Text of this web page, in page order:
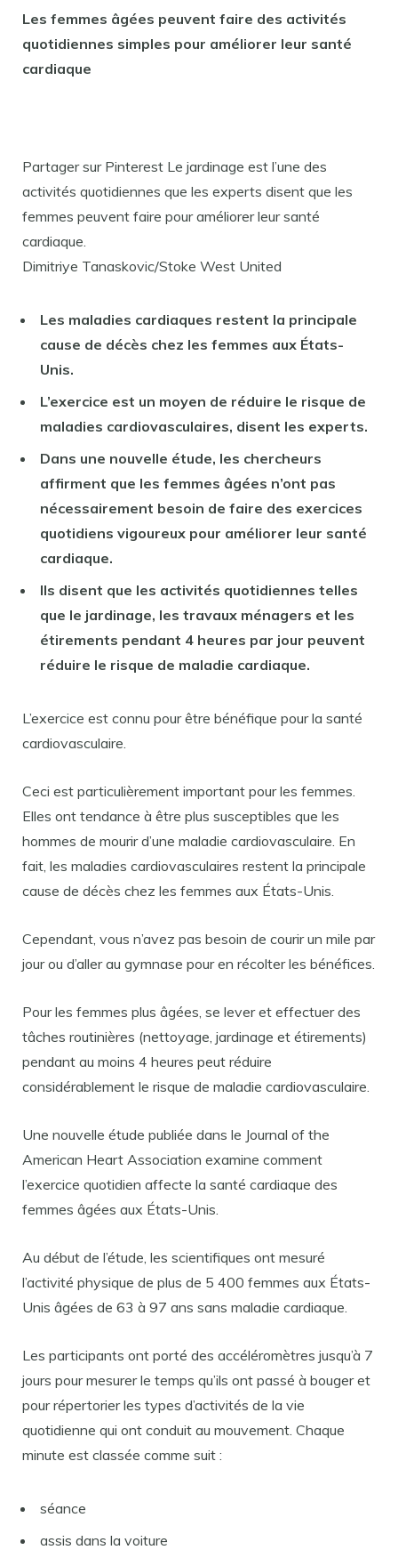
Les femmes âgées peuvent faire des activités
quotidiennes simples pour améliorer leur santé
cardiaque
Partager sur Pinterest Le jardinage est l’une des
activités quotidiennes que les experts disent que les
femmes peuvent faire pour améliorer leur santé
cardiaque.
Dimitriye Tanaskovic/Stoke West United
Les maladies cardiaques restent la principale
cause de décès chez les femmes aux États-
Unis.
L’exercice est un moyen de réduire le risque de
maladies cardiovasculaires, disent les experts.
Dans une nouvelle étude, les chercheurs
affirment que les femmes âgées n’ont pas
nécessairement besoin de faire des exercices
quotidiens vigoureux pour améliorer leur santé
cardiaque.
Ils disent que les activités quotidiennes telles
que le jardinage, les travaux ménagers et les
étirements pendant 4 heures par jour peuvent
réduire le risque de maladie cardiaque.
L’exercice est connu pour être bénéfique pour la santé
cardiovasculaire.
Ceci est particulièrement important pour les femmes.
Elles ont tendance à être plus susceptibles que les
hommes de mourir d’une maladie cardiovasculaire. En
fait, les maladies cardiovasculaires restent la principale
cause de décès chez les femmes aux États-Unis.
Cependant, vous n’avez pas besoin de courir un mile par
jour ou d’aller au gymnase pour en récolter les bénéfices.
Pour les femmes plus âgées, se lever et effectuer des
tâches routinières (nettoyage, jardinage et étirements)
pendant au moins 4 heures peut réduire
considérablement le risque de maladie cardiovasculaire.
Une nouvelle étude publiée dans le Journal of the
American Heart Association examine comment
l’exercice quotidien affecte la santé cardiaque des
femmes âgées aux États-Unis.
Au début de l’étude, les scientifiques ont mesuré
l’activité physique de plus de 5 400 femmes aux États-
Unis âgées de 63 à 97 ans sans maladie cardiaque.
Les participants ont porté des accéléromètres jusqu’à 7
jours pour mesurer le temps qu’ils ont passé à bouger et
pour répertorier les types d’activités de la vie
quotidienne qui ont conduit au mouvement. Chaque
minute est classée comme suit :
séance
assis dans la voiture